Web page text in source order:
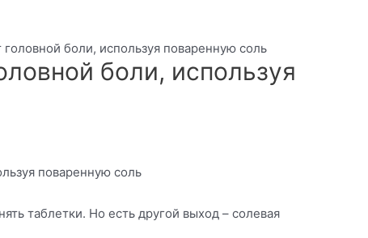
головной боли, используя поваренную соль
боли, используя
поваренную соль
таблетки. Но есть другой выход – солевая